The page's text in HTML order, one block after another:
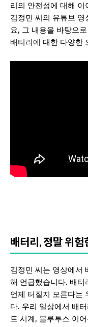
리의 안전성에 대해
김정민 씨의 유튜브
요, 그 내용을 바탕으
배터리에 대한 다양한
배터리, 정말 위험
김정민 씨는 영상에서
해 언급했습니다. 배터
언제 터질지 모른다는
다. 우리 일상에서 배
트 시계, 블루투스 이